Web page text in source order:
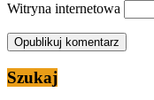
Witryna internetowa
Szukaj